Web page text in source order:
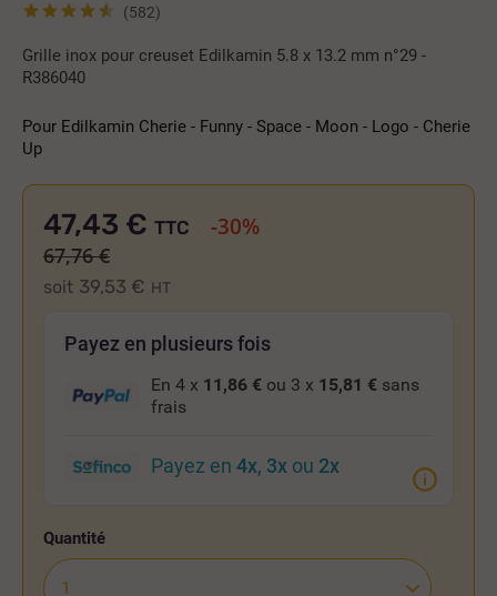
(582)
Grille inox pour creuset Edilkamin 5.8 x 13.2 mm n°29 -
R386040
Pour Edilkamin Cherie - Funny - Space - Moon - Logo - Cherie
Up
47,43 €
soit 39,53 € HT
TTC -30%
67,76 €
Payez en plusieurs fois
En 4 x 11,86 € ou 3 x 15,81 € sans
frais
Payez en 4x, 3x ou 2x
Quantité